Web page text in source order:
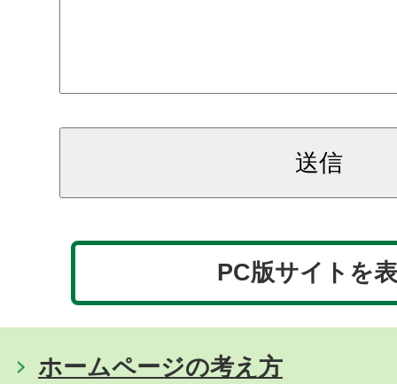
PC版サイトを
ホームページの考え方